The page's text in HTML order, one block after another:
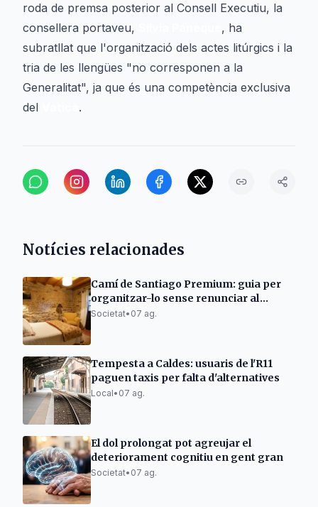
roda de premsa posterior al Consell Executiu, la
consellera portaveu,
, ha
subratllat que l'organització dels actes litúrgics i la
tria de les llengües "no corresponen a la
Generalitat", ja que és una competència exclusiva
del
.
Notícies relacionades
Camí de Santiago Premium: guia per
organitzar-lo sense renunciar al
descans
Societat• 07 ag.
Tempesta a Caldes: usuaris de l'R11
paguen taxis per falta d'alternatives
Local• 07 ag.
El dol prolongat pot agreujar el
deteriorament cognitiu en gent gran
Societat• 07 ag.